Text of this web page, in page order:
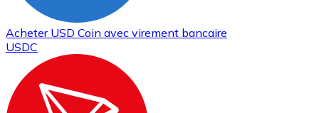
Acheter USD Coin avec virement bancaire
USDC